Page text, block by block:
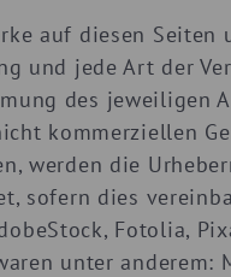
auf diesen Seiten
und jede Art der
des jeweiligen
kommerziellen
werden die
sofern dies
Fotolia,
unter anderem: